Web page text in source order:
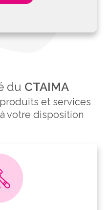
du CTAIMA
et services
votre disposition